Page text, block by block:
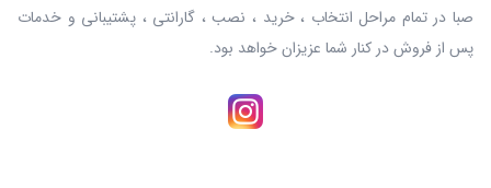
صبا در تمام مراحل انتخاب ، خرید ، نصب ، گارانتی ، پشتیبانی و خدمات
پس از فروش در کنار شما عزیزان خواهد بود.